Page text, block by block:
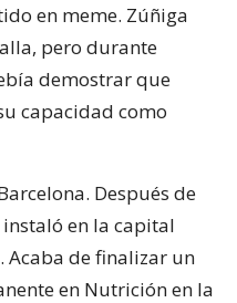
en meme. Zúñiga
pero durante
demostrar que
capacidad como
Después de
en la capital
Acaba de finalizar un
en Nutrición en la